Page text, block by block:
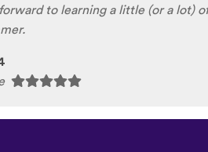
languages of Benin, Togo and